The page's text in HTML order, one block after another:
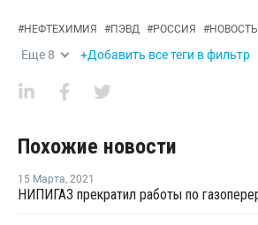
#НЕФТЕХИМИЯ #ПЭВД #РОССИЯ #НОВОСТЬ
Еще 8 +Добавить все теги в фильтр
Похожие новости
15 Марта, 2021